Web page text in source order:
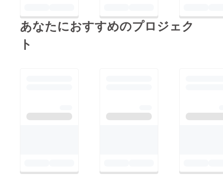
あなたにおすすめのプロジェク
ト